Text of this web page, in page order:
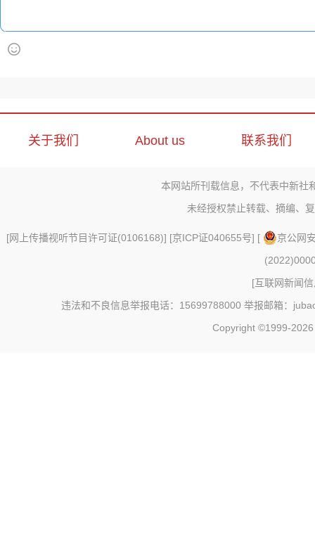
关于我们 About us 联系我们
本网站所刊载信息，不代表中新社
未经授权禁止转载、摘编、
[网上传播视听节目许可证(0106168)] [京ICP证040655号] [
京公网
[互联网新闻
违法和不良信息举报电话：15699788000 举报邮箱：
Copyright ©1999-